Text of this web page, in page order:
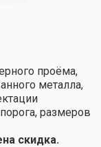
проёма,
металла,
размеров
скидка.